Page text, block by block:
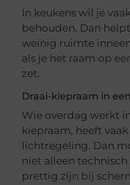
In keukens wil je
behouden. Dan
weinig ruimte
als je het raam op
zet.
Draai-kiepraam in
Wie overdag werkt
kiepraam, heeft
lichtregeling. Dan
niet alleen technisch
prettig zijn bij